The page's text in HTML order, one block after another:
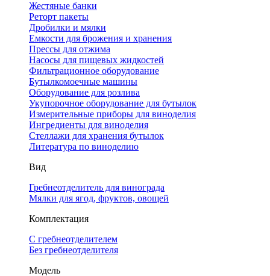
Жестяные банки
Реторт пакеты
Дробилки и мялки
Емкости для брожения и хранения
Прессы для отжима
Насосы для пищевых жидкостей
Фильтрационное оборудование
Бутылкомоечные машины
Оборудование для розлива
Укупорочное оборудование для бутылок
Измерительные приборы для виноделия
Ингредиенты для виноделия
Стеллажи для хранения бутылок
Литература по виноделию
Вид
Гребнеотделитель для винограда
Мялки для ягод, фруктов, овощей
Комплектация
С гребнеотделителем
Без гребнеотделителя
Модель